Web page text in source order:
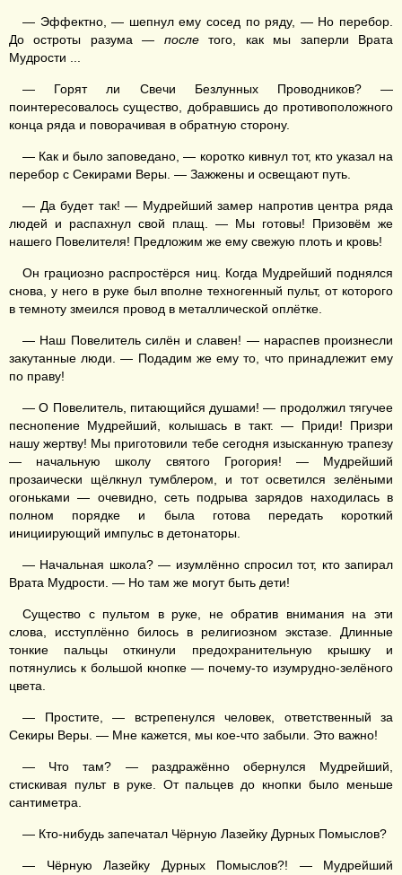
— Эффектно, — шепнул ему сосед по ряду, — Но перебор.
До остроты разума — послетого, как мы заперли Врата
Мудрости ...
— Горят ли Свечи Безлунных Проводников? —
поинтересовалось существо, добравшись до противоположного
конца ряда и поворачивая в обратную сторону.
— Как и было заповедано, — коротко кивнул тот, кто указал на
перебор с Секирами Веры. — Зажжены и освещают путь.
— Да будет так! — Мудрейший замер напротив центра ряда
людей и распахнул свой плащ. — Мы готовы! Призовём же
нашего Повелителя! Предложим же ему свежую плоть и кровь!
Он грациозно распростёрся ниц. Когда Мудрейший поднялся
снова, у него в руке был вполне техногенный пульт, от которого
в темноту змеился провод в металлической оплётке.
— Наш Повелитель силён и славен! — нараспев произнесли
закутанные люди. — Подадим же ему то, что принадлежит ему
по праву!
— О Повелитель, питающийся душами! — продолжил тягучее
песнопение Мудрейший, колышась в такт. — Приди! Призри
нашу жертву! Мы приготовили тебе сегодня изысканную трапезу
— начальную школу святого Грогория! — Мудрейший
прозаически щёлкнул тумблером, и тот осветился зелёными
огоньками — очевидно, сеть подрыва зарядов находилась в
полном порядке и была готова передать короткий
инициирующий импульс в детонаторы.
— Начальная школа? — изумлённо спросил тот, кто запирал
Врата Мудрости. — Но там же могут быть дети!
Существо с пультом в руке, не обратив внимания на эти
слова, исступлённо билось в религиозном экстазе. Длинные
тонкие пальцы откинули предохранительную крышку и
потянулись к большой кнопке — почему-то изумрудно-зелёного
цвета.
— Простите, — встрепенулся человек, ответственный за
Секиры Веры. — Мне кажется, мы кое-что забыли. Это важно!
— Что там? — раздражённо обернулся Мудрейший,
стискивая пульт в руке. От пальцев до кнопки было меньше
сантиметра.
— Кто-нибудь запечатал Чёрную Лазейку Дурных Помыслов?
— Чёрную Лазейку Дурных Помыслов?! — Мудрейший